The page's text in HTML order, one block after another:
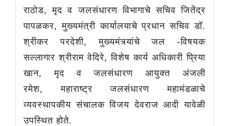
राठोड, मृद व जलसंधारण विभागाचे सचिव जितेंद्र
पापळकर, मुख्यमंत्री कार्यालयाचे प्रधान सचिव डॉ.
श्रीकर परदेशी, मुख्यमंत्र्यांचे जल -विषयक
सल्लागार श्रीराम वेदिरे, विशेष कार्य अधिकारी प्रिया
खान, मृद व जलसंधारण आयुक्त अंजली
रमेश, महाराष्ट्र जलसंधारण महामंडळाचे
व्यवस्थापकीय संचालक विजय देवराज आदी यावेळी
उपस्थित होते.